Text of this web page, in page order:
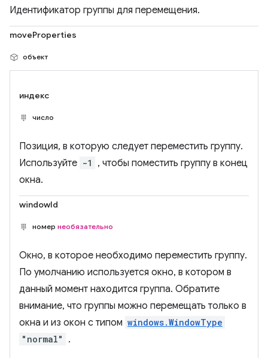
Идентификатор группы для перемещения.
moveProperties
объект
индекс
число
Позиция, в которую следует переместить группу.
Используйте -1
, чтобы поместить группу в конец
окна.
windowId
номер необязательно
Окно, в которое необходимо переместить группу.
По умолчанию используется окно, в котором в
данный момент находится группа. Обратите
внимание, что группы можно перемещать только в
окна и из окон с типом windows.WindowType
"normal"
.